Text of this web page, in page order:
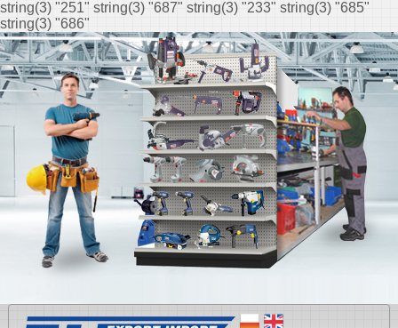
string(3) "251" string(3) "687" string(3) "233" string(3) "685"
string(3) "686"